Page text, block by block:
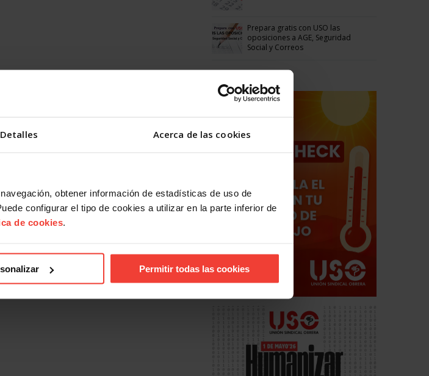
Detalles Acerca de las cookies
obtener información de estadísticas de uso de
configurar el tipo de cookies a utilizar en la parte inferior de
de cookies.
Permitir todas las cookies
Prepara gratis con USO las
oposiciones a AGE, Seguridad
Social y Correos